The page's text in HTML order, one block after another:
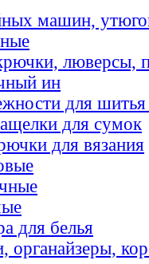
машин,
люверсы,
ин
для шитья
для сумок
для вязания
для белья
органайзеры,